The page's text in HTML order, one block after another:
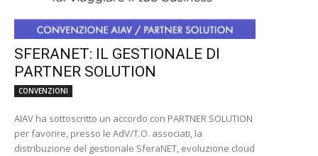
SFERANET: IL GESTIONALE DI
PARTNER SOLUTION
CONVENZIONI
AIAV ha sottoscritto un accordo con PARTNER SOLUTION
per favorire, presso le AdV/T.O. associati, la
distribuzione del gestionale SferaNET, evoluzione cloud